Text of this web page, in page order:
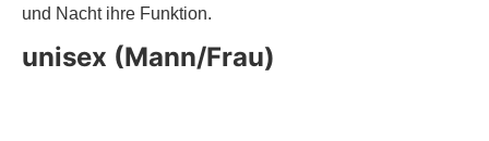
und Nacht ihre Funktion.
unisex (Mann/Frau)